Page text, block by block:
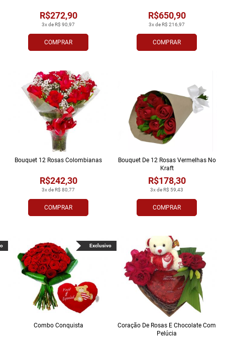
COMPRAR
3x de R$ 90,97
R$272,90
COMPRAR
3x de R$ 216,97
R$650,90
COMPRAR
3x de R$ 80,77
R$242,30
Bouquet 12 Rosas Colombianas
COMPRAR
3x de R$ 59,43
R$178,30
Bouquet De 12 Rosas Vermelhas No
Kraft
Combo Conquista
Exclusivo
Coração De Rosas E Chocolate Com
Pelúcia